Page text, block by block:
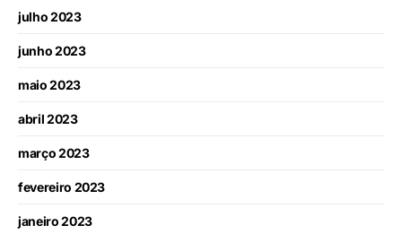
julho 2023
junho 2023
maio 2023
abril 2023
março 2023
fevereiro 2023
janeiro 2023